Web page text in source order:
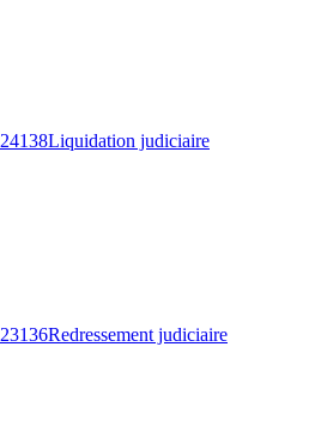
Liquidation judiciaire
Redressement judiciaire